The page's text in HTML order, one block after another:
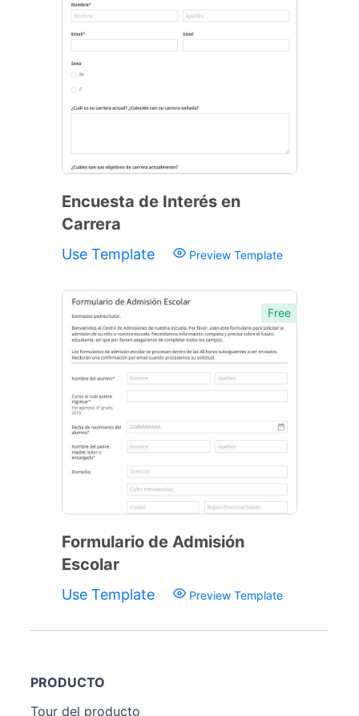
Encuesta de Interés en
Carrera
Use Template Preview Template
Free
Formulario de Admisión
Escolar
Use Template Preview Template
PRODUCTO
Tour del producto